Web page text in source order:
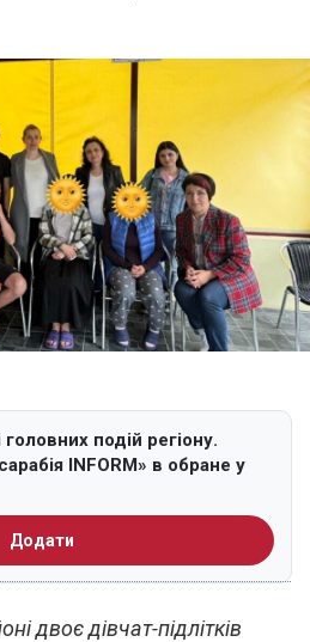
подій регіону.
INFORM» в обране у
Додати
двоє дівчат-підлітків